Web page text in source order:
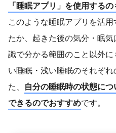
「睡眠アプリ」を使用する
このような睡眠アプリを活
たか、起きた後の気分・眠
識で分かる範囲のこと以外
い睡眠・浅い睡眠のそれぞ
た、 自分の睡眠時の状態に
できるのでおすすめです。